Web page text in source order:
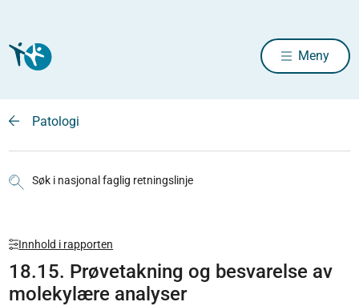
Meny
Patologi
Søk i nasjonal faglig retningslinje
Innhold i rapporten
18.15. Prøvetakning og besvarelse av
molekylære analyser